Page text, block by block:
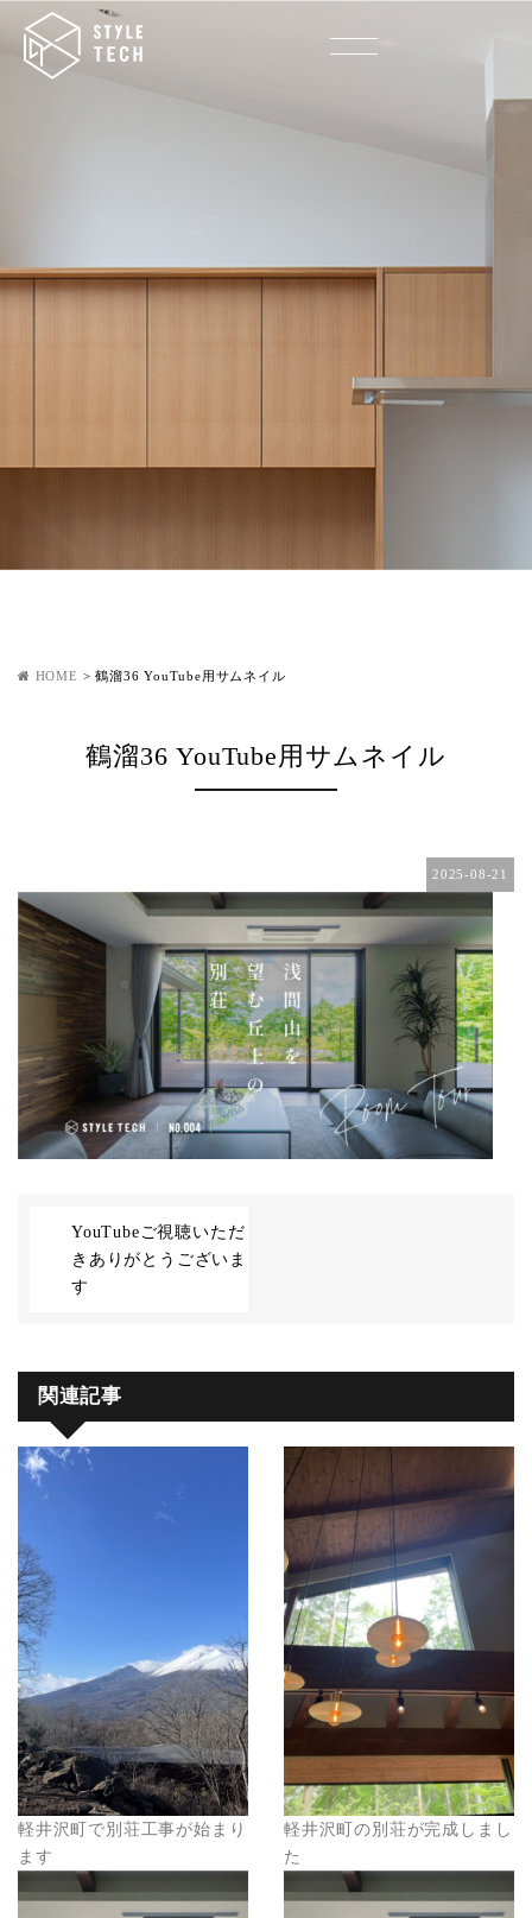
HOME >鶴溜36 YouTube用サムネイル
鶴溜36 YouTube用サムネイル
2025-08-21
YouTubeご視聴いただ
きありがとうございま
す
関連記事
軽井沢町で別荘工事が始まり
ます
軽井沢町の別荘が完成しまし
た